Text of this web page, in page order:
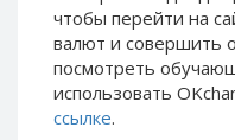
чтобы перейти на
валют и совершить
посмотреть
использовать
ссылке.
PayPal CAD
PayPal AUD
PayPal RUB
PayPal CZK